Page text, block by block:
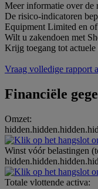
Meer informatie over de
De risico-indicatoren
Equipment Limited en
Wilt u zakendoen met
Krijg toegang tot
Vraag volledige rapport
Financiële
Omzet:
Winst vóór belastingen
Totale vlottende activa: